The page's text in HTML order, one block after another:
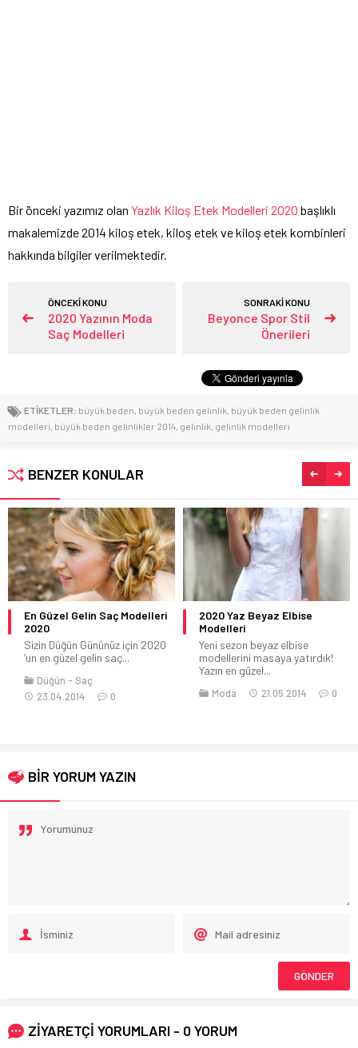
Bir önceki yazımız olan Yazlık Kiloş Etek Modelleri 2020 başlıklı
makalemizde 2014 kiloş etek, kiloş etek ve kiloş etek kombinleri
hakkında bilgiler verilmektedir.
ÖNCEKİ KONU
2020 Yazının Moda
Saç Modelleri
SONRAKİ KONU
Beyonce Spor Stil
Önerileri
ETİKETLER: büyük beden büyük beden gelinlik büyük beden gelinlik
modelleri büyük beden gelinlikler 2014 gelinlik gelinlik modelleri
BENZER KONULAR
En Güzel Gelin Saç Modelleri
2020
Sizin Düğün Gününüz için 2020
‘un en güzel gelin saç...
Düğün
Saç
23.04.2014
0
2020 Yaz Beyaz Elbise
Modelleri
Yeni sezon beyaz elbise
modellerini masaya yatırdık!
Yazın en güzel...
Moda 21.05.2014 0
BİR YORUM YAZIN
ZİYARETÇİ YORUMLARI - 0 YORUM